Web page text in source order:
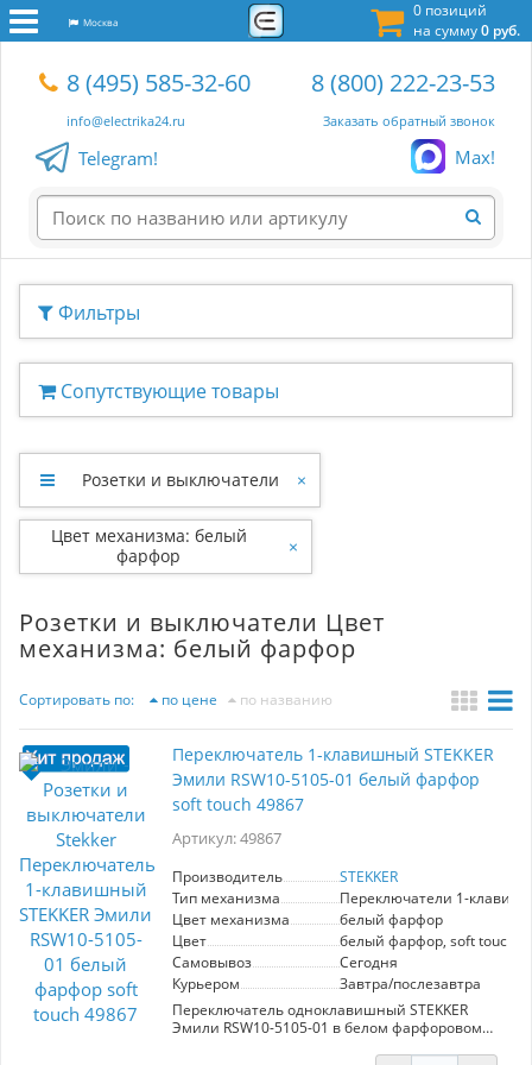
0 позиций
на сумму0 руб.
Москва
8 (495) 585-32-60
info@electrika24.ru
8 (800) 222-23-53
Заказать обратный звонок
Telegram! Max!
Фильтры
Сопутствующие товары
Розетки и выключатели ×
Цвет механизма: белый
фарфор
×
Розетки и выключатели Цвет
механизма: белый фарфор
Сортировать по: по цене по названию
Переключатель 1-клавишный STEKKER
Эмили RSW10-5105-01 белый фарфор
soft touch 49867
Артикул: 49867
Производитель
STEKKER
Тип механизма
Переключатели 1-
Цвет механизма
белый фарфор
Цвет
белый фарфор, soft touch
Самовывоз
Сегодня
Курьером
Завтра/послезавтра
Переключатель одноклавишный STEKKER
Эмили RSW10-5105-01 в белом фарфоровом